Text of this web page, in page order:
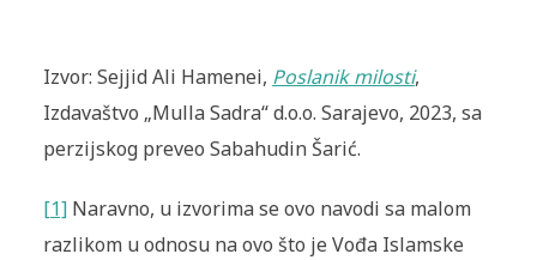
Izvor: Sejjid Ali Hamenei, Poslanik milosti,
Izdavaštvo „Mulla Sadra“ d.o.o. Sarajevo, 2023, sa
perzijskog preveo Sabahudin Šarić.
[1]Naravno, u izvorima se ovo navodi sa malom
razlikom u odnosu na ovo što je Vođa Islamske